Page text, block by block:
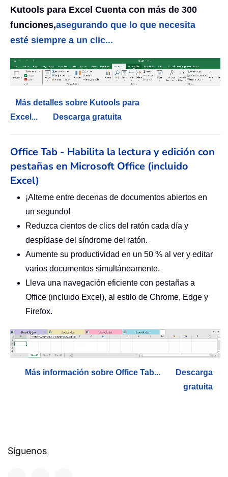
Kutools para Excel Cuenta con más de 300
funciones,asegurando que lo que necesita
esté siempre a un clic...
Más detalles sobre Kutools para
Excel...
Descarga gratuita
Office Tab - Habilita la lectura y edición con
pestañas en Microsoft Office (incluido
Excel)
¡Alterne entre decenas de documentos abiertos en
un segundo!
Reduzca cientos de clics del ratón cada día y
despídase del síndrome del ratón.
Aumente su productividad en un 50 % al ver y editar
varios documentos simultáneamente.
Lleva una navegación eficiente con pestañas a
Office (incluido Excel), al estilo de Chrome, Edge y
Firefox.
Más información sobre Office Tab...
Descarga
gratuita
Síguenos